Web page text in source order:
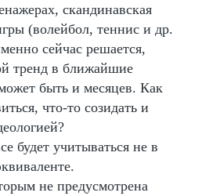
скандинавская
(волейбол, теннис и др.
сейчас решается,
тренд в ближайшие
быть и месяцев. Как
что-то созидать и
будет учитываться не в
не предусмотрена